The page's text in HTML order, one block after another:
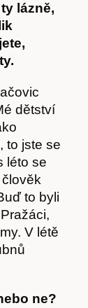
lázně,
dětství
to jste se
léto se
to byli
V létě
ne?